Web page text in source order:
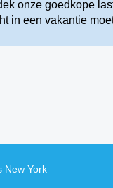
onze goedkope
in een vakantie
New York